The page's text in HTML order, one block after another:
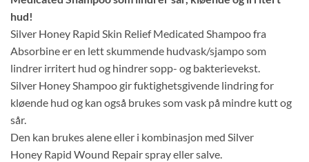
hud!
Silver Honey Rapid Skin Relief Medicated Shampoo fra
Absorbine er en lett skummende hudvask/sjampo som
lindrer irritert hud og hindrer sopp- og bakterievekst.
Silver Honey Shampoo gir fuktighetsgivende lindring for
kløende hud og kan også brukes som vask på mindre kutt og
sår.
Den kan brukes alene eller i kombinasjon med Silver
Honey Rapid Wound Repair spray eller salve.